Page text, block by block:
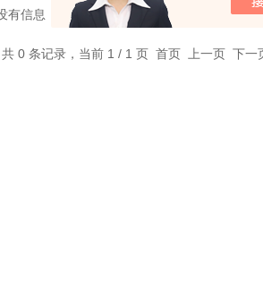
有信息
共 0 条记录，当前 1 / 1 页 首页 上一页 下